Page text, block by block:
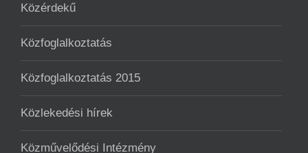
Közérdekű
Közfoglalkoztatás
Közfoglalkoztatás 2015
Közlekedési hírek
Közművelődési Intézmény